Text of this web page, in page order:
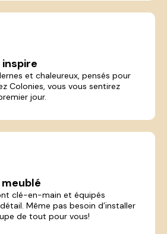
inspire
et chaleureux, pensés pour
Colonies, vous vous sentirez
jour.
clé-en-main et équipés
Même pas besoin d’installer
de tout pour vous!